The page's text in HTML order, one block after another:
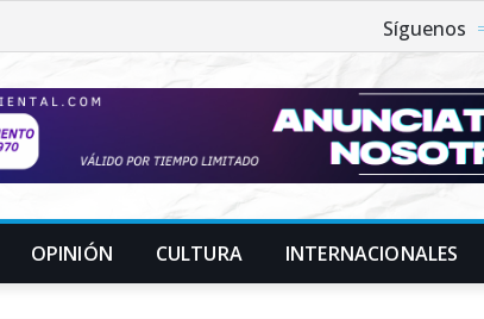
Síguenos
OPINIÓN CULTURA INTERNACIONALES